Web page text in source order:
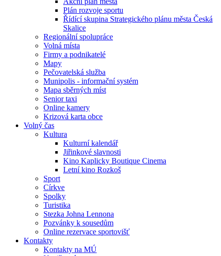
Plán rozvoje sportu
Řídící skupina Strategického plánu města Česká
Skalice
Regionální spolupráce
Volná místa
Firmy a podnikatelé
Mapy
Pečovatelská služba
Munipolis - informační systém
Mapa sběrných míst
Senior taxi
Online kamery
Krizová karta obce
Volný čas
Kultura
Kulturní kalendář
Jiřinkové slavnosti
Kino Kaplicky Boutique Cinema
Letní kino Rozkoš
Sport
Církve
Spolky
Turistika
Stezka Johna Lennona
Pozvánky k sousedům
Online rezervace sportovišť
Kontakty
Kontakty na MÚ